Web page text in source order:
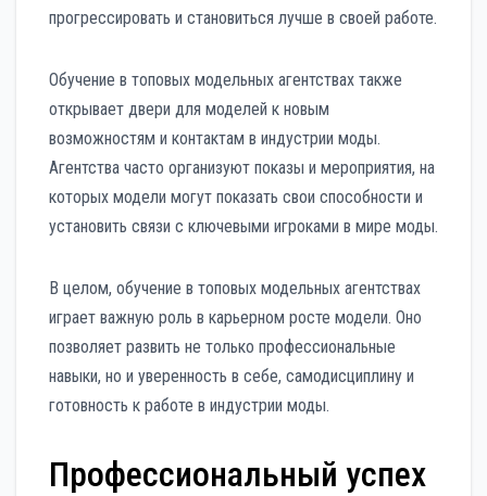
прогрессировать и становиться лучше в своей работе.
Обучение в топовых модельных агентствах также
открывает двери для моделей к новым
возможностям и контактам в индустрии моды.
Агентства часто организуют показы и мероприятия, на
которых модели могут показать свои способности и
установить связи с ключевыми игроками в мире моды.
В целом, обучение в топовых модельных агентствах
играет важную роль в карьерном росте модели. Оно
позволяет развить не только профессиональные
навыки, но и уверенность в себе, самодисциплину и
готовность к работе в индустрии моды.
Профессиональный успех